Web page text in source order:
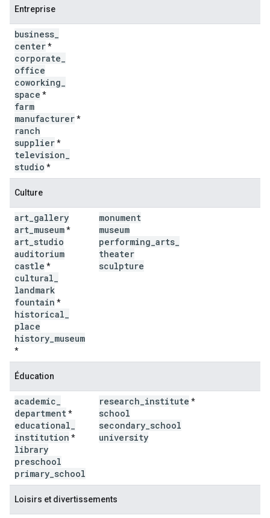
Entreprise
business
center*
corporate
office
coworking
space *
farm
manufacturer*
ranch
supplier*
television
studio *
Culture
art gallery
art museum*
art studio
auditorium
castle *
cultural
landmark
fountain *
historical
place
history museum
*
monument
museum
performing arts
theater
sculpture
Éducation
academic
department*
educational
institution *
library
preschool
primary school
research institute *
school
secondary school
university
Loisirs et divertissements